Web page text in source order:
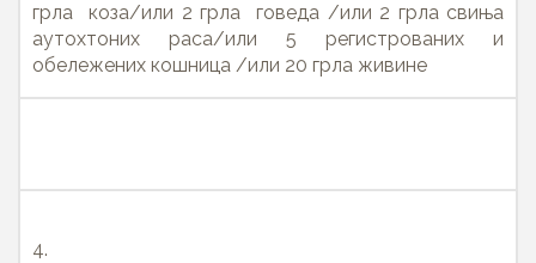
грла коза/или 2 грла говеда /или 2 грла свиња
аутохтоних раса/или 5 регистрованих и
обележених кошница /или 20 грла живине
4.